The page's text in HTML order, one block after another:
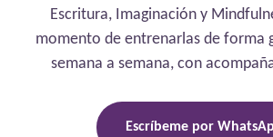
Escritura, Imaginación y
momento de entrenarlas de forma
semana a semana, con
Escríbeme por